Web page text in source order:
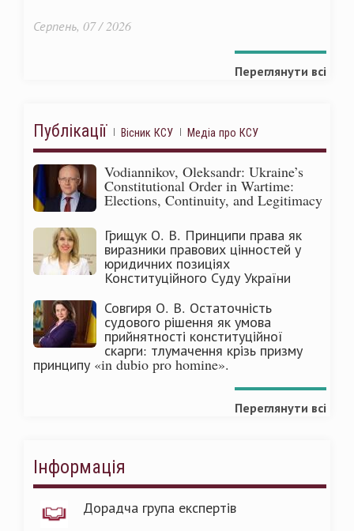
Серпень, 07 / 2026
Переглянути всі
Публікації Вісник КСУ Медіа про КСУ
Vodiannikov, Oleksandr: Ukraine’s
Constitutional Order in Wartime:
Elections, Continuity, and Legitimacy
Грищук О. В. Принципи права як
виразники правових цінностей у
юридичних позиціях
Конституційного Суду України
Совгиря О. В. Остаточність
судового рішення як умова
прийнятності конституційної
скарги: тлумачення крізь призму
принципу «in dubio pro homine».
Переглянути всі
Інформація
Дорадча група експертів